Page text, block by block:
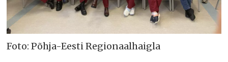
Foto: Põhja-Eesti Regionaalhaigla